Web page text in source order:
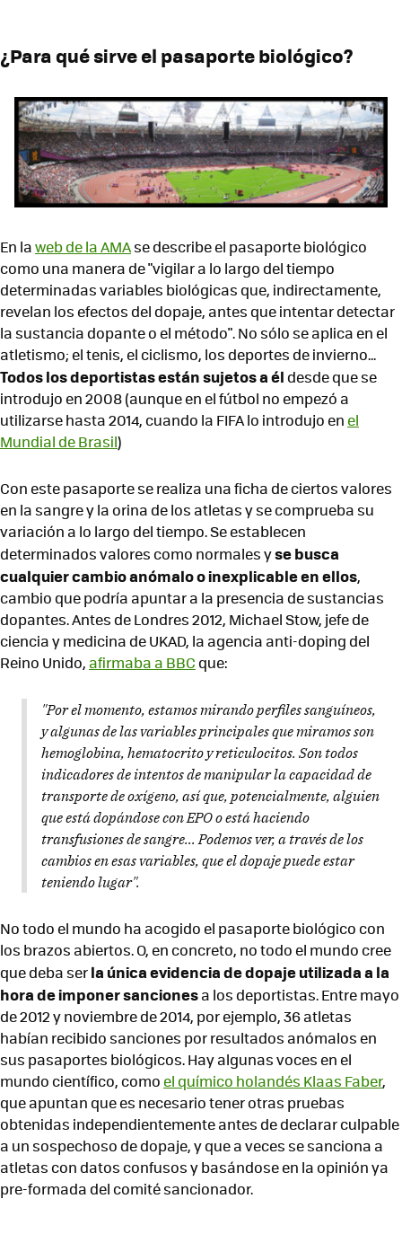
¿Para qué sirve el pasaporte biológico?
En laweb de la AMAse describe el pasaporte biológico
como una manera de "vigilar a lo largo del tiempo
determinadas variables biológicas que, indirectamente,
revelan los efectos del dopaje, antes que intentar detectar
la sustancia dopante o el método". No sólo se aplica en el
atletismo; el tenis, el ciclismo, los deportes de invierno...
Todos los deportistas están sujetos a éldesde que se
introdujo en 2008 (aunque en el fútbol no empezó a
utilizarse hasta 2014, cuando la FIFA lo introdujo en el
Mundial de Brasil)
Con este pasaporte se realiza una ficha de ciertos valores
en la sangre y la orina de los atletas y se comprueba su
variación a lo largo del tiempo. Se establecen
determinados valores como normales yse busca
cualquier cambio anómalo o inexplicable en ellos,
cambio que podría apuntar a la presencia de sustancias
dopantes. Antes de Londres 2012, Michael Stow, jefe de
ciencia y medicina de UKAD, la agencia anti-doping del
Reino Unido, afirmaba a BBCque:
"Por el momento, estamos mirando perfiles sanguíneos,
y algunas de las variables principales que miramos son
hemoglobina, hematocrito y reticulocitos. Son todos
indicadores de intentos de manipular la capacidad de
transporte de oxígeno, así que, potencialmente, alguien
que está dopándose con EPO o está haciendo
transfusiones de sangre... Podemos ver, a través de los
cambios en esas variables, que el dopaje puede estar
teniendo lugar".
No todo el mundo ha acogido el pasaporte biológico con
los brazos abiertos. O, en concreto, no todo el mundo cree
que deba serla única evidencia de dopaje utilizada a la
hora de imponer sancionesa los deportistas. Entre mayo
de 2012 y noviembre de 2014, por ejemplo, 36 atletas
habían recibido sanciones por resultados anómalos en
sus pasaportes biológicos. Hay algunas voces en el
mundo científico, como el químico holandés Klaas Faber,
que apuntan que es necesario tener otras pruebas
obtenidas independientemente antes de declarar culpable
a un sospechoso de dopaje, y que a veces se sanciona a
atletas con datos confusos y basándose en la opinión ya
pre-formada del comité sancionador.